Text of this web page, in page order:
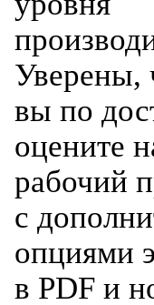
Уверены,
вы по
оцените
рабочий
с
опциями
в PDF и